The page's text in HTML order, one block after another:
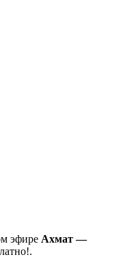
эфире Ахмат —